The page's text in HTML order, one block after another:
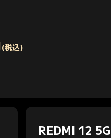
(税込)
REDMI 12 5G